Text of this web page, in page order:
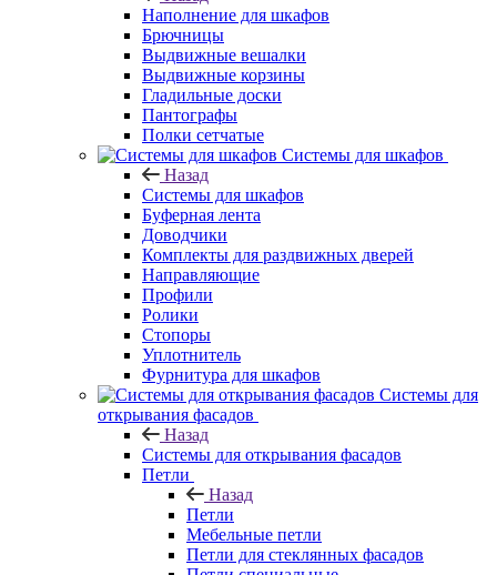
Наполнение для шкафов
Брючницы
Выдвижные вешалки
Выдвижные корзины
Гладильные доски
Пантографы
Полки сетчатые
Системы для шкафов
Назад
Системы для шкафов
Буферная лента
Доводчики
Комплекты для раздвижных дверей
Направляющие
Профили
Ролики
Стопоры
Уплотнитель
Фурнитура для шкафов
Системы для
открывания фасадов
Назад
Системы для открывания фасадов
Петли
Назад
Петли
Мебельные петли
Петли для стеклянных фасадов